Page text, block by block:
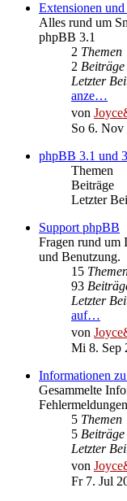
Extensionen
Alles rund um
phpBB 3.1
2 Themen
2 Beiträge
Letzter
anze…
von
So 6. Nov
phpBB 3.1 und
Themen
Beiträge
Letzter
Support phpBB
Fragen rund um
und Benutzung.
15
93
Letzter
auf…
von
Mi 8. Sep
Informationen
Gesammelte
5 Themen
5 Beiträge
Letzter
von
Fr 7. Jul